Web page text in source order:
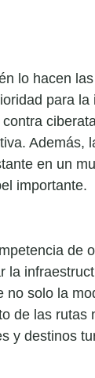
lo hacen
para
Además,
en un
importante.
de
la
solo la
de las rutas
y destinos